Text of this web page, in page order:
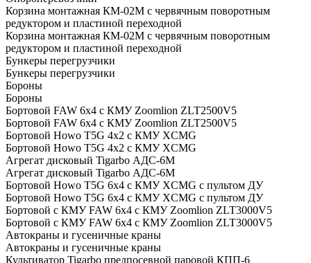
Корзина монтажная КМ-02М с червячным поворотным
редуктором и пластиной переходной
Корзина монтажная КМ-02М с червячным поворотным
редуктором и пластиной переходной
Бункеры перегрузчики
Бункеры перегрузчики
Бороны
Бороны
Бортовой FAW 6х4 с КМУ Zoomlion ZLT2500V5
Бортовой FAW 6х4 с КМУ Zoomlion ZLT2500V5
Бортовой Howo T5G 4х2 c КМУ XCMG
Бортовой Howo T5G 4х2 c КМУ XCMG
Агрегат дисковый Tigarbo АДС-6M
Агрегат дисковый Tigarbo АДС-6M
Бортовой Howo T5G 6х4 c КМУ XCMG с пультом ДУ
Бортовой Howo T5G 6х4 c КМУ XCMG с пультом ДУ
Бортовой с КМУ FAW 6х4 c КМУ Zoomlion ZLT3000V5
Бортовой с КМУ FAW 6х4 c КМУ Zoomlion ZLT3000V5
Автокраны и гусеничные краны
Автокраны и гусеничные краны
Культиватор Tigarbo предпосевной паровой КПП-6